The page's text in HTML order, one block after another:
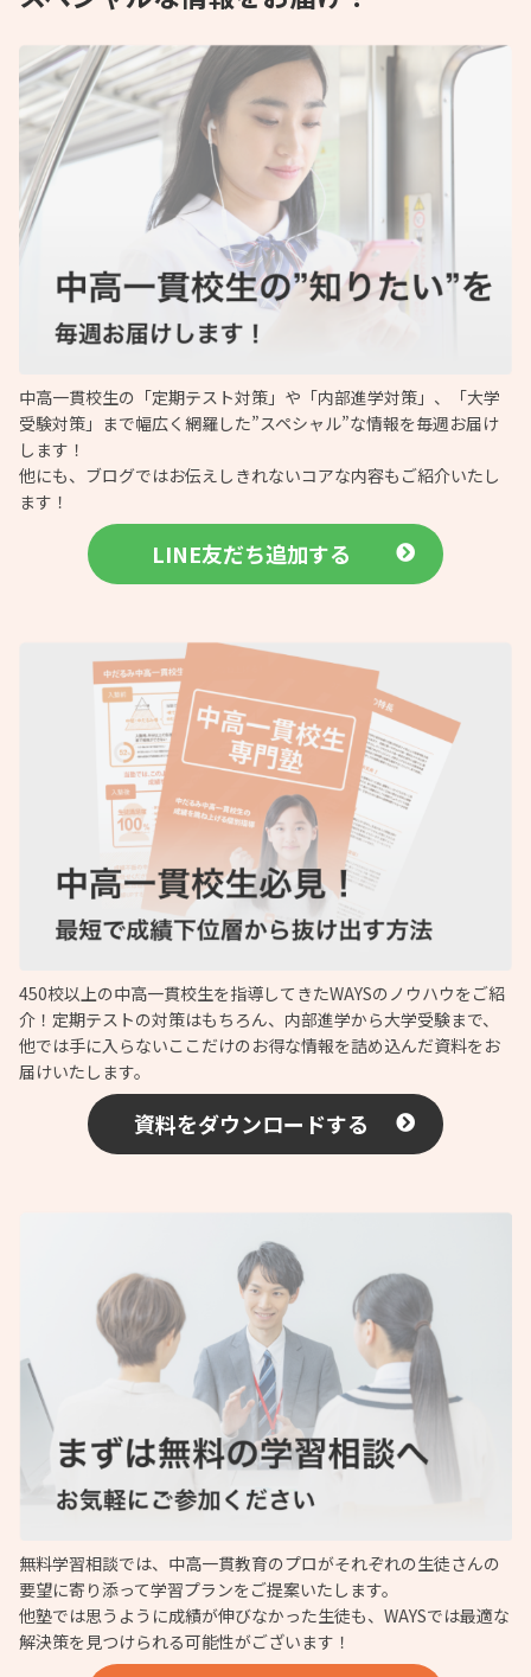
中高一貫校生の「定期テスト対策」や「内部進学対策」、「大学
受験対策」まで幅広く網羅した”スペシャル”な情報を毎週お届け
します！
他にも、ブログではお伝えしきれないコアな内容もご紹介いたし
ます！
LINE友だち追加する
450校以上の中高一貫校生を指導してきたWAYSのノウハウをご紹
介！定期テストの対策はもちろん、内部進学から大学受験まで、
他では手に入らないここだけのお得な情報を詰め込んだ資料をお
届けいたします。
資料をダウンロードする
無料学習相談では、中高一貫教育のプロがそれぞれの生徒さんの
要望に寄り添って学習プランをご提案いたします。
他塾では思うように成績が伸びなかった生徒も、WAYSでは最適な
解決策を見つけられる可能性がございます！